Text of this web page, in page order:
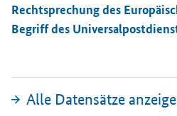
Rechtsprechung des
Begriff des
Alle Datensätze